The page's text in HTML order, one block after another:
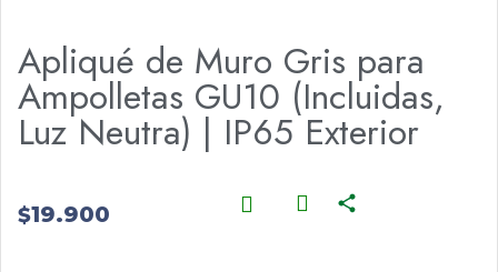
Apliqué de Muro Gris para
Ampolletas GU10 (Incluidas,
Luz Neutra) | IP65 Exterior
$19.900